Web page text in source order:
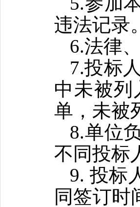
违法记录。
6.法律
7.投标
中未被
单，未被
8.单位
不同投标
9. 投标
同签订时